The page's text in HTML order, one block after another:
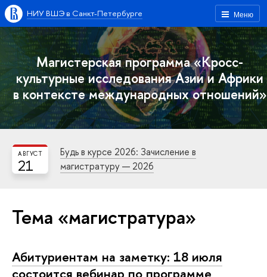
Меню
НИУ ВШЭ в Санкт-Петербурге
Магистерская программа «Кросс-
культурные исследования Азии и Африки
в контексте международных отношений»
21
АВГУСТ
Будь в курсе 2026: Зачисление в
магистратуру — 2026
Тема «магистратура»
Абитуриентам на заметку: 18 июля